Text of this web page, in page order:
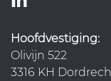
Olivijn 522
3316 KH